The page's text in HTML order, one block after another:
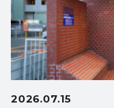
2026.07.15